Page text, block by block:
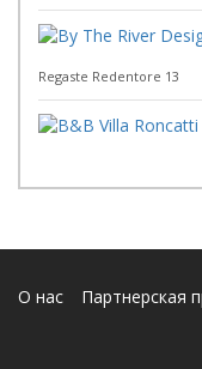
Regaste Redentore 13
О нас Партнерская